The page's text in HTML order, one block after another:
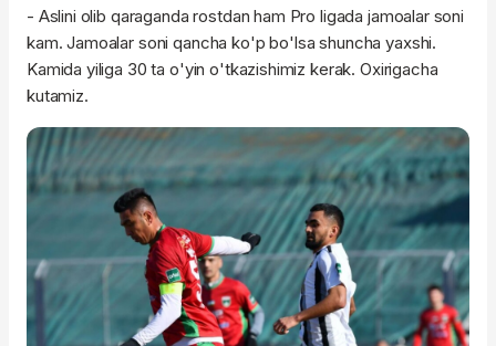
- Aslini olib qaraganda rostdan ham Pro ligada jamoalar soni
kam. Jamoalar soni qancha ko'p bo'lsa shuncha yaxshi.
Kamida yiliga 30 ta o'yin o'tkazishimiz kerak. Oxirigacha
kutamiz.